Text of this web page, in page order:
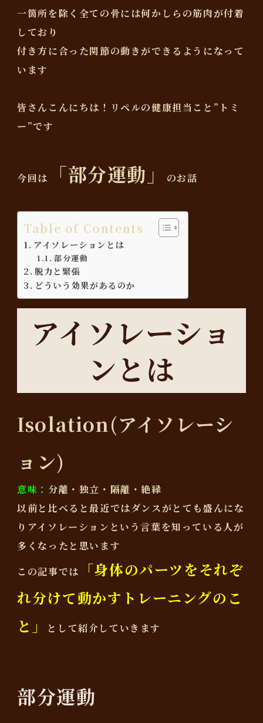
一箇所を除く全ての骨には何かしらの筋肉が付着
しており
付き方に合った関節の動きができるようになって
います
皆さんこんにちは！リペルの健康担当こと”トミ
ー”です
今回は 「部分運動」 のお話
Table of Contents
アイソレーションとは
部分運動
脱力と緊張
どういう効果があるのか
アイソレーショ
ンとは
Isolation(アイソレーシ
ョン)
意味： 分離・独立・隔離・絶縁
以前と比べると最近ではダンスがとても盛んにな
りアイソレーションという言葉を知っている人が
多くなったと思います
この記事では
「身体のパーツをそれぞ
れ分けて動かすトレーニングのこ
と」
として紹介していきます
部分運動